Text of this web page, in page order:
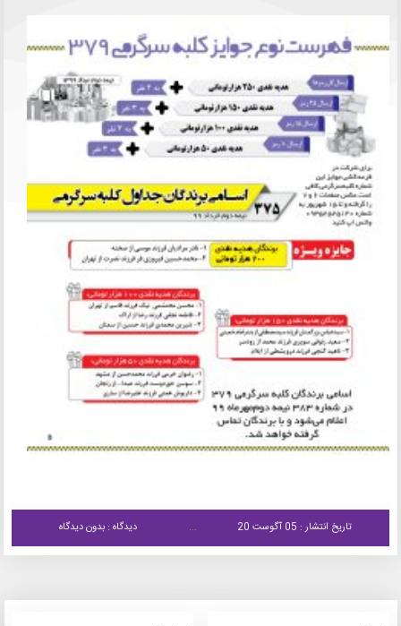
تاریخ انتشار : 05 آگوست 20 دیدگاه : بدون دیدگاه